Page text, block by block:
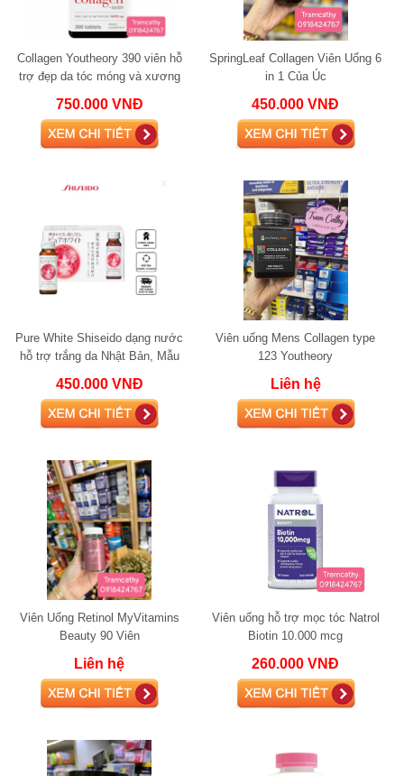
Collagen Youtheory 390 viên hỗ
trợ đẹp da tóc móng và xương
750.000 VNĐ
SpringLeaf Collagen Viên Uống 6
in 1 Của Úc
450.000 VNĐ
Pure White Shiseido dạng nước
hỗ trợ trắng da Nhật Bản, Mẫu
450.000 VNĐ
Viên uống Mens Collagen type
123 Youtheory
Liên hệ
Viên Uống Retinol MyVitamins
Beauty 90 Viên
Liên hệ
Viên uống hỗ trợ mọc tóc Natrol
Biotin 10.000 mcg
260.000 VNĐ